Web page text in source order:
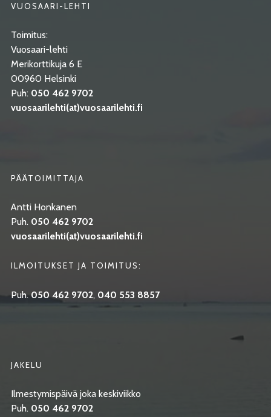
VUOSAARI-LEHTI
Toimitus:
Vuosaari-lehti
Merikorttikuja 6 E
00960 Helsinki
Puh: 050 462 9702
vuosaarilehti(at)vuosaarilehti.fi
PÄÄTOIMITTAJA
Antti Honkanen
Puh. 050 462 9702
vuosaarilehti(at)vuosaarilehti.fi
ILMOITUKSET JA TOIMITUS:
Puh.050 462 9702, 040 553 8857
JAKELU
Ilmestymispäivä joka keskiviikko
Puh. 050 462 9702